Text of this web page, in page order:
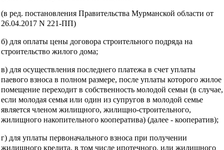
(в ред. постановления Правительства Мурманской области от
26.04.2017 N 221-ПП)
б) для оплаты цены договора строительного подряда на
строительство жилого дома;
в) для осуществления последнего платежа в счет уплаты
паевого взноса в полном размере, после уплаты которого жилое
помещение переходит в собственность молодой семьи (в случае,
если молодая семья или один из супругов в молодой семье
является членом жилищного, жилищно-строительного,
жилищного накопительного кооператива) (далее - кооператив);
г) для уплаты первоначального взноса при получении
жилищного кредита, в том числе ипотечного, или жилищного